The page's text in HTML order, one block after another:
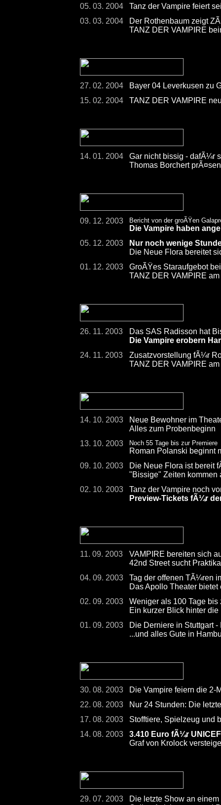
05. 03. 2004
Tanz der Vampire feiert
03. 03. 2004
Der Rothenbaum zeigt
TANZ DER VAMPIRE
27. 02. 2004
Bayer 04 Leverkusen zu
15. 02. 2004
TANZ DER VAMPIRE
14. 01. 2004
Gar nicht bissig - dafÃ¼r
Thomas Borchert
09. 12. 2003 Bericht von der groÃŸen
Die Vampire haben
05. 12. 2003
Nur noch wenige
Die Neue Flora bereitet
01. 12. 2003
GroÃŸes Staraufgebot
TANZ DER VAMPIRE
26. 11. 2003
Das SAS Radisson hat
Die Vampire erobern
24. 11. 2003
Zusatzvorstellung fÃ¼r
TANZ DER VAMPIRE
14. 10. 2003
Neue Bewohner im
Alles zum Probenbeginn
13. 10. 2003
Noch 55 Tage bis zur Premiere
Roman Polanski beginnt
09. 10. 2003
Die Neue Flora ist bereit
"Bissige" Zeiten kommen
02. 10. 2003
Tanz der Vampire noch
Preview-Tickets fÃ¼r
11. 09. 2003
VAMPIRE bereiten sich
42nd Street sucht
04. 09. 2003
Tag der offenen TÃ¼ren
Das Apollo Theater
02. 09. 2003
Weniger als 100 Tage
Ein kurzer Blick hinter
01. 09. 2003
Die Derniere in Stuttgart -
...und alles Gute in
30. 08. 2003
Die Vampire feiern die 2-
22. 08. 2003
Nur 24 Stunden: Die
17. 08. 2003
Stofftiere, Spielzeug und
14. 08. 2003
3.410 Euro fÃ¼r UNICEF
Graf von Krolock
29. 07. 2003
Die letzte Show an